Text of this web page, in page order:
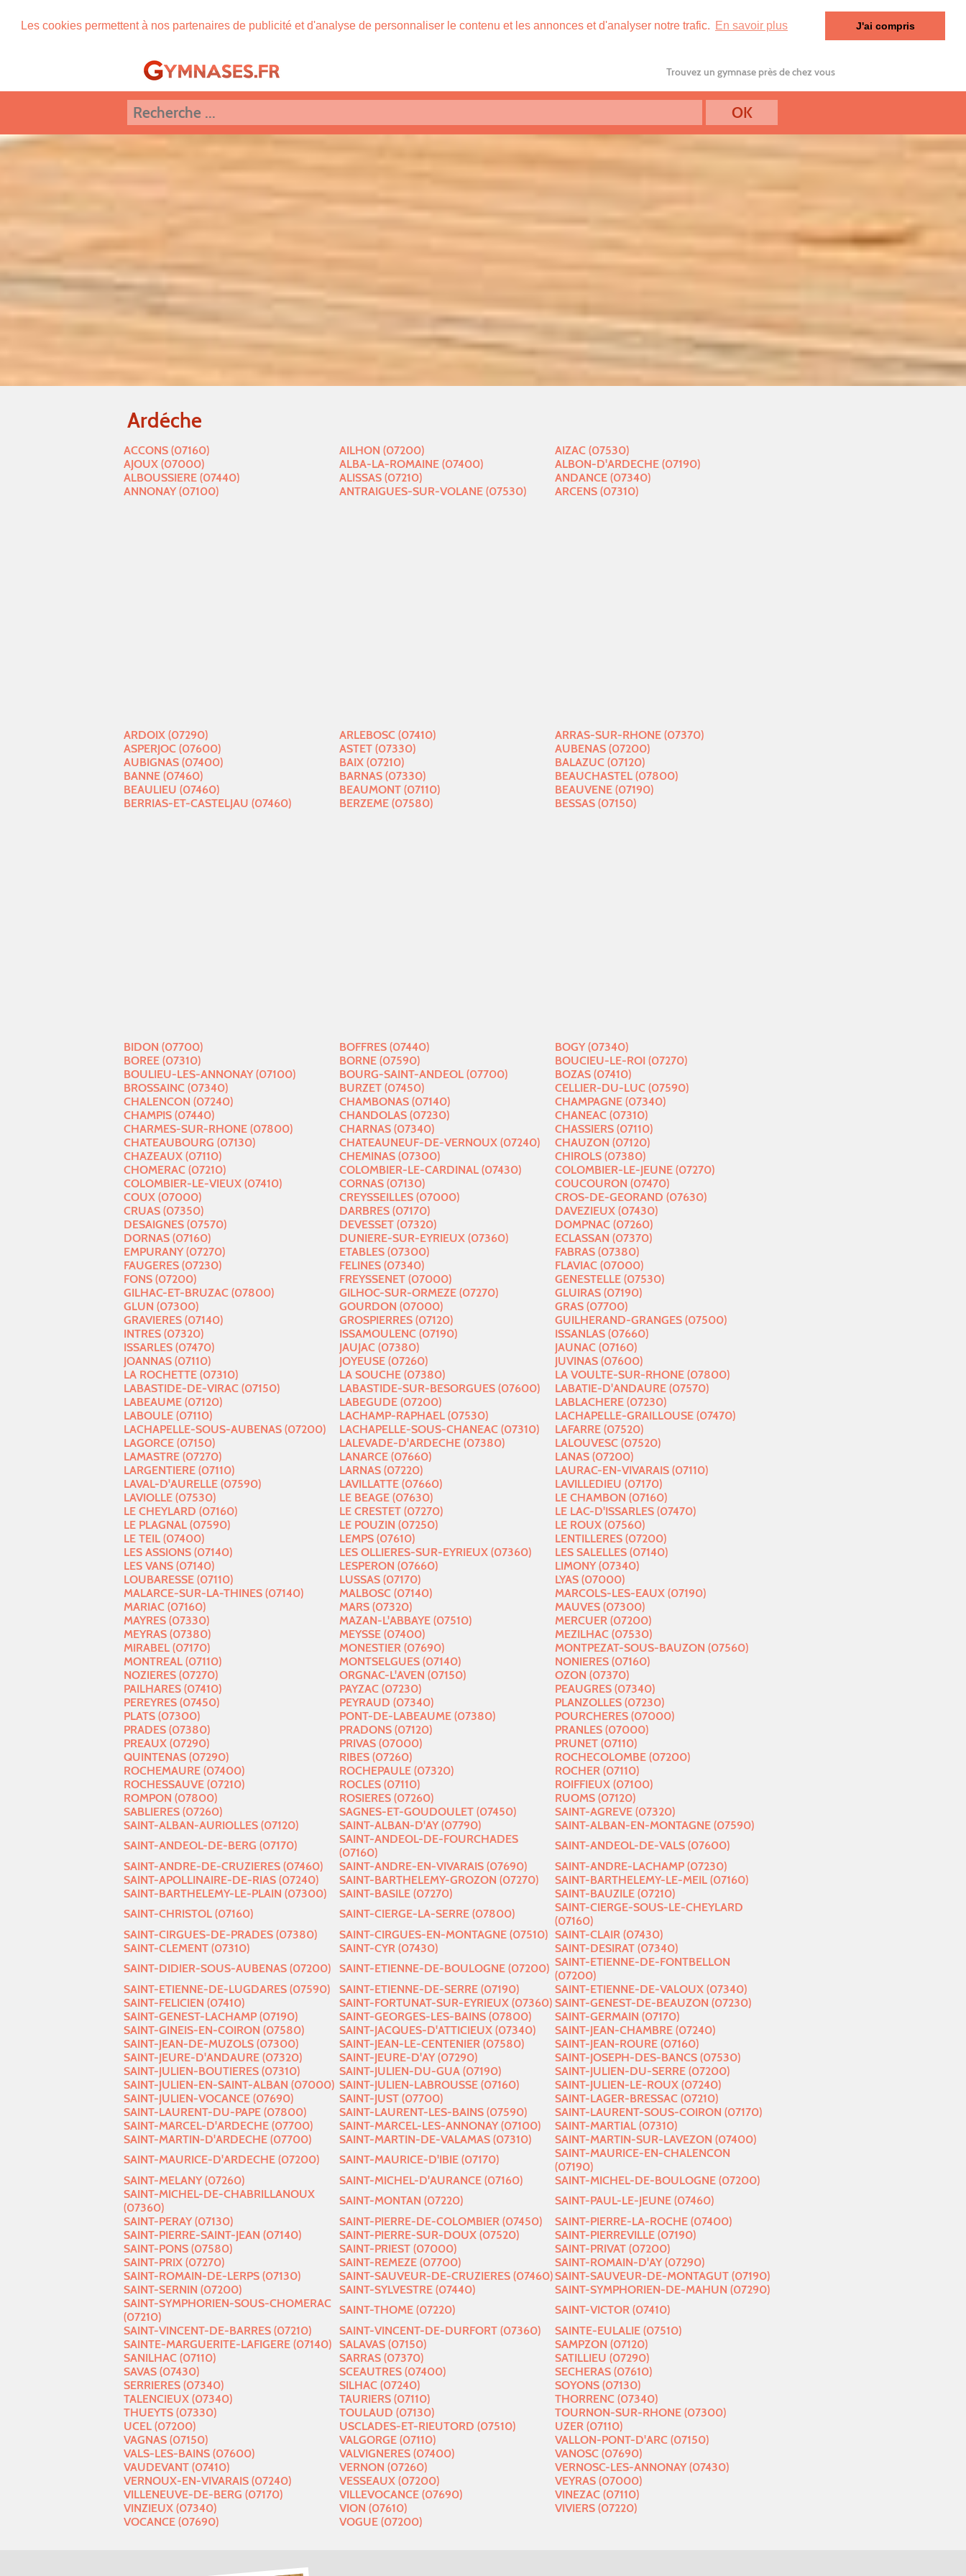
Les cookies permettent à nos partenaires de publicité et d'analyse de personnaliser le contenu et les annonces et d'analyser notre trafic. En savoir plus J'ai compris
Trouvez un gymnase près de chez vous
Ardéche
ACCONS (07160) AILHON (07200)
AIZAC (07530)
AJOUX (07000)
ALBA-LA-ROMAINE (07400)
ALBON-D'ARDECHE (07190)
ALBOUSSIERE (07440)
ALISSAS (07210)
ANDANCE (07340)
ANNONAY (07100)
ANTRAIGUES-SUR-VOLANE (07530) ARCENS (07310)
ARDOIX (07290) ARLEBOSC (07410)
ARRAS-SUR-RHONE (07370)
ASPERJOC (07600)
ASTET (07330)
AUBENAS (07200)
AUBIGNAS (07400)
BAIX (07210)
BALAZUC (07120)
BANNE (07460)
BARNAS (07330)
BEAUCHASTEL (07800)
BEAULIEU (07460)
BEAUMONT (07110)
BEAUVENE (07190)
BERRIAS-ET-CASTELJAU (07460)
BERZEME (07580) BESSAS (07150)
BIDON (07700) BOFFRES (07440)
BOGY (07340)
BOREE (07310)
BORNE (07590)
BOUCIEU-LE-ROI (07270)
BOULIEU-LES-ANNONAY (07100)
BOURG-SAINT-ANDEOL (07700)
BOZAS (07410)
BROSSAINC (07340)
BURZET (07450)
CELLIER-DU-LUC (07590)
CHALENCON (07240)
CHAMBONAS (07140)
CHAMPAGNE (07340)
CHAMPIS (07440)
CHANDOLAS (07230)
CHANEAC (07310)
CHARMES-SUR-RHONE (07800)
CHARNAS (07340)
CHASSIERS (07110)
CHATEAUBOURG (07130)
CHATEAUNEUF-DE-VERNOUX (07240)
CHAUZON (07120)
CHAZEAUX (07110)
CHEMINAS (07300)
CHIROLS (07380)
CHOMERAC (07210)
COLOMBIER-LE-CARDINAL (07430)
COLOMBIER-LE-JEUNE (07270)
COLOMBIER-LE-VIEUX (07410)
CORNAS (07130)
COUCOURON (07470)
COUX (07000)
CREYSSEILLES (07000)
CROS-DE-GEORAND (07630)
CRUAS (07350)
DARBRES (07170)
DAVEZIEUX (07430)
DESAIGNES (07570)
DEVESSET (07320)
DOMPNAC (07260)
DORNAS (07160)
DUNIERE-SUR-EYRIEUX (07360)
ECLASSAN (07370)
EMPURANY (07270)
ETABLES (07300)
FABRAS (07380)
FAUGERES (07230)
FELINES (07340)
FLAVIAC (07000)
FONS (07200)
FREYSSENET (07000)
GENESTELLE (07530)
GILHAC-ET-BRUZAC (07800)
GILHOC-SUR-ORMEZE (07270)
GLUIRAS (07190)
GLUN (07300)
GOURDON (07000)
GRAS (07700)
GRAVIERES (07140)
GROSPIERRES (07120)
GUILHERAND-GRANGES (07500)
INTRES (07320)
ISSAMOULENC (07190)
ISSANLAS (07660)
ISSARLES (07470)
JAUJAC (07380)
JAUNAC (07160)
JOANNAS (07110)
JOYEUSE (07260)
JUVINAS (07600)
LA ROCHETTE (07310)
LA SOUCHE (07380)
LA VOULTE-SUR-RHONE (07800)
LABASTIDE-DE-VIRAC (07150)
LABASTIDE-SUR-BESORGUES (07600)
LABATIE-D'ANDAURE (07570)
LABEAUME (07120)
LABEGUDE (07200)
LABLACHERE (07230)
LABOULE (07110)
LACHAMP-RAPHAEL (07530)
LACHAPELLE-GRAILLOUSE (07470)
LACHAPELLE-SOUS-AUBENAS (07200)
LACHAPELLE-SOUS-CHANEAC (07310)
LAFARRE (07520)
LAGORCE (07150)
LALEVADE-D'ARDECHE (07380)
LALOUVESC (07520)
LAMASTRE (07270)
LANARCE (07660)
LANAS (07200)
LARGENTIERE (07110)
LARNAS (07220)
LAURAC-EN-VIVARAIS (07110)
LAVAL-D'AURELLE (07590)
LAVILLATTE (07660)
LAVILLEDIEU (07170)
LAVIOLLE (07530)
LE BEAGE (07630)
LE CHAMBON (07160)
LE CHEYLARD (07160)
LE CRESTET (07270)
LE LAC-D'ISSARLES (07470)
LE PLAGNAL (07590)
LE POUZIN (07250)
LE ROUX (07560)
LE TEIL (07400)
LEMPS (07610)
LENTILLERES (07200)
LES ASSIONS (07140)
LES OLLIERES-SUR-EYRIEUX (07360)
LES SALELLES (07140)
LES VANS (07140)
LESPERON (07660)
LIMONY (07340)
LOUBARESSE (07110)
LUSSAS (07170)
LYAS (07000)
MALARCE-SUR-LA-THINES (07140)
MALBOSC (07140)
MARCOLS-LES-EAUX (07190)
MARIAC (07160)
MARS (07320)
MAUVES (07300)
MAYRES (07330)
MAZAN-L'ABBAYE (07510)
MERCUER (07200)
MEYRAS (07380)
MEYSSE (07400)
MEZILHAC (07530)
MIRABEL (07170)
MONESTIER (07690)
MONTPEZAT-SOUS-BAUZON (07560)
MONTREAL (07110)
MONTSELGUES (07140)
NONIERES (07160)
NOZIERES (07270)
ORGNAC-L'AVEN (07150)
OZON (07370)
PAILHARES (07410)
PAYZAC (07230)
PEAUGRES (07340)
PEREYRES (07450)
PEYRAUD (07340)
PLANZOLLES (07230)
PLATS (07300)
PONT-DE-LABEAUME (07380)
POURCHERES (07000)
PRADES (07380)
PRADONS (07120)
PRANLES (07000)
PREAUX (07290)
PRIVAS (07000)
PRUNET (07110)
QUINTENAS (07290)
RIBES (07260)
ROCHECOLOMBE (07200)
ROCHEMAURE (07400)
ROCHEPAULE (07320)
ROCHER (07110)
ROCHESSAUVE (07210)
ROCLES (07110)
ROIFFIEUX (07100)
ROMPON (07800)
ROSIERES (07260)
RUOMS (07120)
SABLIERES (07260)
SAGNES-ET-GOUDOULET (07450)
SAINT-AGREVE (07320)
SAINT-ALBAN-AURIOLLES (07120)
SAINT-ALBAN-D'AY (07790)
SAINT-ALBAN-EN-MONTAGNE (07590)
SAINT-ANDEOL-DE-BERG (07170)
SAINT-ANDEOL-DE-FOURCHADES
(07160)
SAINT-ANDEOL-DE-VALS (07600)
SAINT-ANDRE-DE-CRUZIERES (07460)
SAINT-ANDRE-EN-VIVARAIS (07690)
SAINT-ANDRE-LACHAMP (07230)
SAINT-APOLLINAIRE-DE-RIAS (07240)
SAINT-BARTHELEMY-GROZON (07270)
SAINT-BARTHELEMY-LE-MEIL (07160)
SAINT-BARTHELEMY-LE-PLAIN (07300)
SAINT-BASILE (07270)
SAINT-BAUZILE (07210)
SAINT-CHRISTOL (07160)
SAINT-CIERGE-LA-SERRE (07800)
SAINT-CIERGE-SOUS-LE-CHEYLARD
(07160)
SAINT-CIRGUES-DE-PRADES (07380)
SAINT-CIRGUES-EN-MONTAGNE (07510) SAINT-CLAIR (07430)
SAINT-CLEMENT (07310)
SAINT-CYR (07430)
SAINT-DESIRAT (07340)
SAINT-DIDIER-SOUS-AUBENAS (07200)
SAINT-ETIENNE-DE-BOULOGNE (07200) SAINT-ETIENNE-DE-FONTBELLON
(07200)
SAINT-ETIENNE-DE-LUGDARES (07590)
SAINT-ETIENNE-DE-SERRE (07190)
SAINT-ETIENNE-DE-VALOUX (07340)
SAINT-FELICIEN (07410)
SAINT-FORTUNAT-SUR-EYRIEUX (07360) SAINT-GENEST-DE-BEAUZON (07230)
SAINT-GENEST-LACHAMP (07190)
SAINT-GEORGES-LES-BAINS (07800)
SAINT-GERMAIN (07170)
SAINT-GINEIS-EN-COIRON (07580)
SAINT-JACQUES-D'ATTICIEUX (07340)
SAINT-JEAN-CHAMBRE (07240)
SAINT-JEAN-DE-MUZOLS (07300)
SAINT-JEAN-LE-CENTENIER (07580)
SAINT-JEAN-ROURE (07160)
SAINT-JEURE-D'ANDAURE (07320)
SAINT-JEURE-D'AY (07290)
SAINT-JOSEPH-DES-BANCS (07530)
SAINT-JULIEN-BOUTIERES (07310)
SAINT-JULIEN-DU-GUA (07190)
SAINT-JULIEN-DU-SERRE (07200)
SAINT-JULIEN-EN-SAINT-ALBAN (07000) SAINT-JULIEN-LABROUSSE (07160)
SAINT-JULIEN-LE-ROUX (07240)
SAINT-JULIEN-VOCANCE (07690)
SAINT-JUST (07700)
SAINT-LAGER-BRESSAC (07210)
SAINT-LAURENT-DU-PAPE (07800)
SAINT-LAURENT-LES-BAINS (07590)
SAINT-LAURENT-SOUS-COIRON (07170)
SAINT-MARCEL-D'ARDECHE (07700)
SAINT-MARCEL-LES-ANNONAY (07100)
SAINT-MARTIAL (07310)
SAINT-MARTIN-D'ARDECHE (07700)
SAINT-MARTIN-DE-VALAMAS (07310)
SAINT-MARTIN-SUR-LAVEZON (07400)
SAINT-MAURICE-D'ARDECHE (07200)
SAINT-MAURICE-D'IBIE (07170)
SAINT-MAURICE-EN-CHALENCON
(07190)
SAINT-MELANY (07260)
SAINT-MICHEL-D'AURANCE (07160)
SAINT-MICHEL-DE-BOULOGNE (07200)
SAINT-MICHEL-DE-CHABRILLANOUX
(07360)
SAINT-MONTAN (07220)
SAINT-PAUL-LE-JEUNE (07460)
SAINT-PERAY (07130)
SAINT-PIERRE-DE-COLOMBIER (07450)
SAINT-PIERRE-LA-ROCHE (07400)
SAINT-PIERRE-SAINT-JEAN (07140)
SAINT-PIERRE-SUR-DOUX (07520)
SAINT-PIERREVILLE (07190)
SAINT-PONS (07580)
SAINT-PRIEST (07000)
SAINT-PRIVAT (07200)
SAINT-PRIX (07270)
SAINT-REMEZE (07700)
SAINT-ROMAIN-D'AY (07290)
SAINT-ROMAIN-DE-LERPS (07130)
SAINT-SAUVEUR-DE-CRUZIERES (07460)SAINT-SAUVEUR-DE-MONTAGUT (07190)
SAINT-SERNIN (07200)
SAINT-SYLVESTRE (07440)
SAINT-SYMPHORIEN-DE-MAHUN (07290)
SAINT-SYMPHORIEN-SOUS-CHOMERAC
(07210)
SAINT-THOME (07220)
SAINT-VICTOR (07410)
SAINT-VINCENT-DE-BARRES (07210)
SAINT-VINCENT-DE-DURFORT (07360)
SAINTE-EULALIE (07510)
SAINTE-MARGUERITE-LAFIGERE (07140) SALAVAS (07150)
SAMPZON (07120)
SANILHAC (07110)
SARRAS (07370)
SATILLIEU (07290)
SAVAS (07430)
SCEAUTRES (07400)
SECHERAS (07610)
SERRIERES (07340)
SILHAC (07240)
SOYONS (07130)
TALENCIEUX (07340)
TAURIERS (07110)
THORRENC (07340)
THUEYTS (07330)
TOULAUD (07130)
TOURNON-SUR-RHONE (07300)
UCEL (07200)
USCLADES-ET-RIEUTORD (07510)
UZER (07110)
VAGNAS (07150)
VALGORGE (07110)
VALLON-PONT-D'ARC (07150)
VALS-LES-BAINS (07600)
VALVIGNERES (07400)
VANOSC (07690)
VAUDEVANT (07410)
VERNON (07260)
VERNOSC-LES-ANNONAY (07430)
VERNOUX-EN-VIVARAIS (07240)
VESSEAUX (07200)
VEYRAS (07000)
VILLENEUVE-DE-BERG (07170)
VILLEVOCANCE (07690)
VINEZAC (07110)
VINZIEUX (07340)
VION (07610)
VIVIERS (07220)
VOCANCE (07690)
VOGUE (07200)